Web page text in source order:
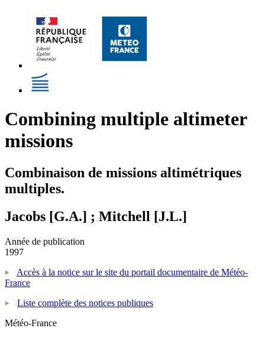
Combining multiple altimeter
missions
Combinaison de missions altimétriques
multiples.
Jacobs [G.A.] ; Mitchell [J.L.]
Année de publication
1997
Accès à la notice sur le site du portail documentaire de Météo-
France
Liste complète des notices publiques
Météo-France